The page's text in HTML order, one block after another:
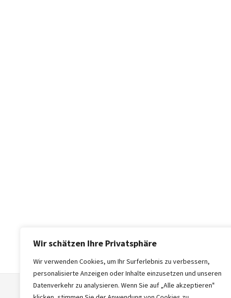
Wir schätzen Ihre Privatsphäre
Wir verwenden Cookies, um Ihr Surferlebnis zu verbessern,
personalisierte Anzeigen oder Inhalte einzusetzen und unseren
Datenverkehr zu analysieren. Wenn Sie auf „Alle akzeptieren"